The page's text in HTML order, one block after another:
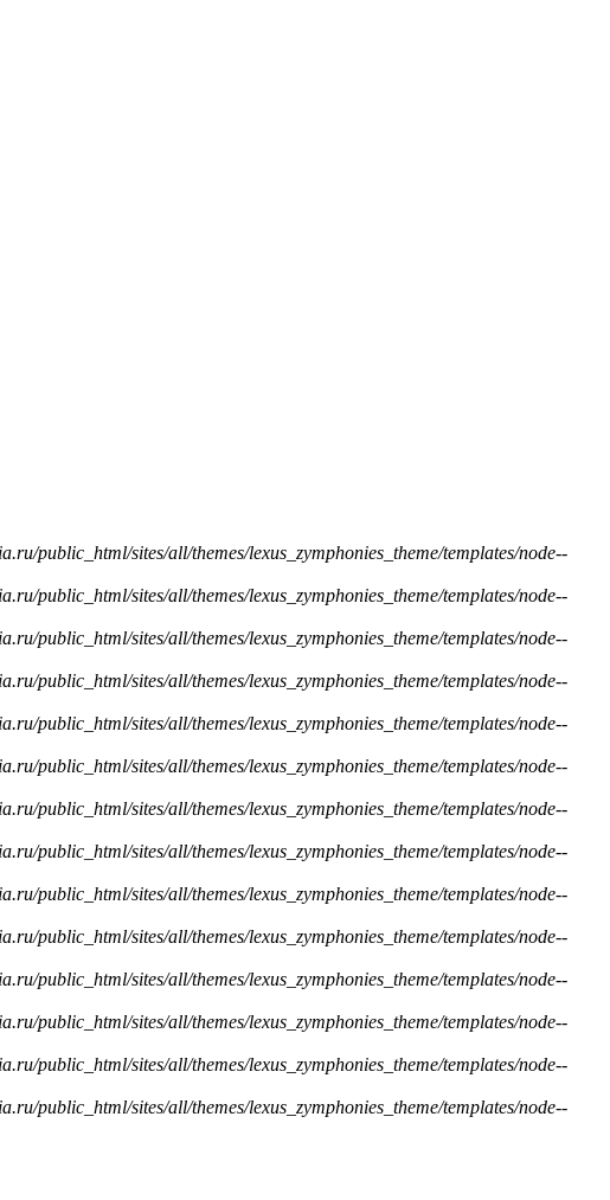
public_html/sites/all/themes/lexus_zymphonies_theme/templates/node--
public_html/sites/all/themes/lexus_zymphonies_theme/templates/node--
public_html/sites/all/themes/lexus_zymphonies_theme/templates/node--
public_html/sites/all/themes/lexus_zymphonies_theme/templates/node--
public_html/sites/all/themes/lexus_zymphonies_theme/templates/node--
public_html/sites/all/themes/lexus_zymphonies_theme/templates/node--
public_html/sites/all/themes/lexus_zymphonies_theme/templates/node--
public_html/sites/all/themes/lexus_zymphonies_theme/templates/node--
public_html/sites/all/themes/lexus_zymphonies_theme/templates/node--
public_html/sites/all/themes/lexus_zymphonies_theme/templates/node--
public_html/sites/all/themes/lexus_zymphonies_theme/templates/node--
public_html/sites/all/themes/lexus_zymphonies_theme/templates/node--
public_html/sites/all/themes/lexus_zymphonies_theme/templates/node--
public_html/sites/all/themes/lexus_zymphonies_theme/templates/node--